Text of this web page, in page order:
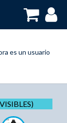
es un usuario